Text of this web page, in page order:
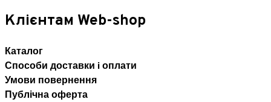
Клієнтам Web-shop
Каталог
Способи доставки i оплати
Умови повернення
Публічна оферта